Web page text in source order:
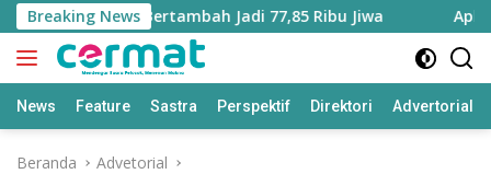
Langsung
ke
konten
Breaking News
Utara Bertambah Jadi 77,85 Ribu Jiwa Aplikasi
News Feature Sastra Perspektif Direktori Advertorial
Beranda Advetorial